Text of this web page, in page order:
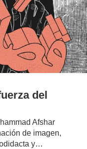
del
Afshar
de imagen,
y…